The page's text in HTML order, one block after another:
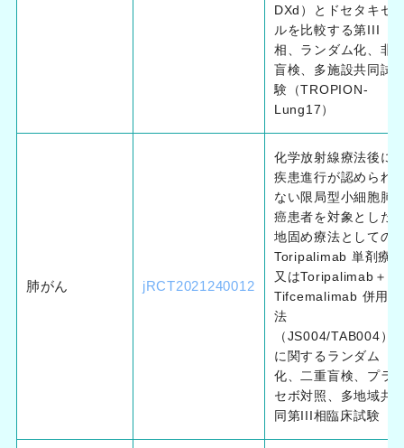
DXd）とドセタキセ
ルを比較する第III
相、ランダム化、非
盲検、多施設共同試
験（TROPION-
Lung17）
肺がん jRCT2021240012
化学放射線療法後に
疾患進行が認められ
ない限局型小細胞肺
癌患者を対象とした
地固め療法としての
Toripalimab 単剤療法
又はToripalimab＋
Tifcemalimab 併用療
法
（JS004/TAB004）
に関するランダム
化、二重盲検、プラ
セボ対照、多地域共
同第III相臨床試験